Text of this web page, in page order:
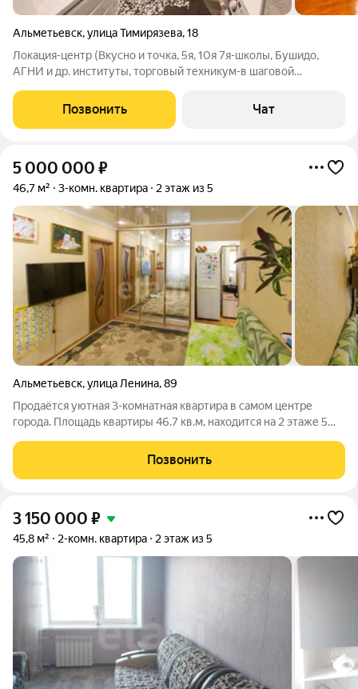
Альметьевск,улица Тимирязева,18
Локация-центр (Вкусно и точка, 5я, 10я 7я-школы, Бушидо,
АГНИ и др. институты, торговый техникум-в шаговой
мусоропровода, парковка во дворе-всегда есть место!
Квартира не угловая, с ремонтом, остается
Позвонить Чат
5 000 000 ₽
46,7 м² 3-комн. квартира 2 этаж из 5
Альметьевск,улица Ленина,89
Продаётся уютная 3-комнатная квартира в самом центре
города. Площадь квартиры 46.7 кв.м, находится на 2 этаже 5
поменяна, стены выровнены, стояки поменяны, радиаторы
новые, счётчики поменяны.
Позвонить
3 150 000 ₽
45,8 м² 2-комн. квартира 2 этаж из 5